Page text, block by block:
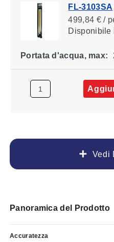
Vedi
FL-3103SA
499,84 € /
Disponibile
Portata d'acqua, max:
Panoramica del Prodotto
Accuratezza